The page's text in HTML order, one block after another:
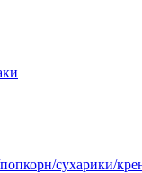
сухарики/